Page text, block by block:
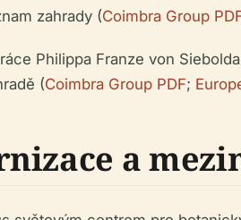
zahrady (Coimbra Group
Philippa Franze von
(Coimbra Group PDF;
a